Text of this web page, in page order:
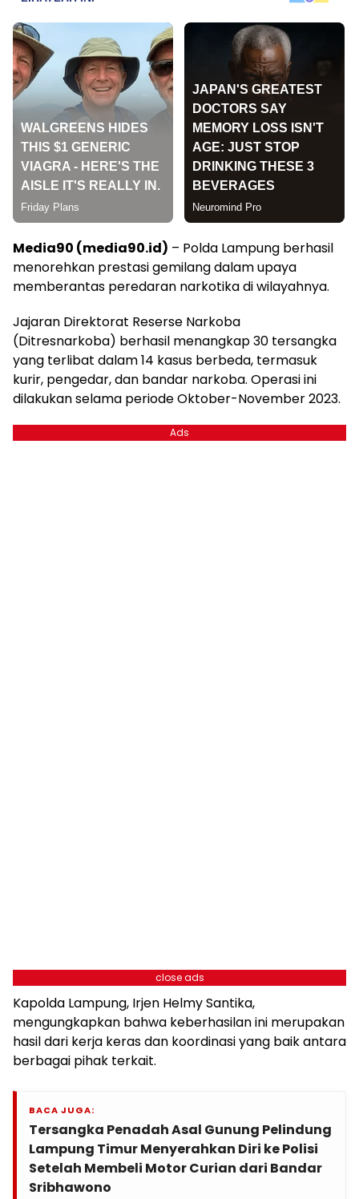
Media90 (media90.id) – Polda Lampung berhasil
menorehkan prestasi gemilang dalam upaya
memberantas peredaran narkotika di wilayahnya.
Jajaran Direktorat Reserse Narkoba
(Ditresnarkoba) berhasil menangkap 30 tersangka
yang terlibat dalam 14 kasus berbeda, termasuk
kurir, pengedar, dan bandar narkoba. Operasi ini
dilakukan selama periode Oktober-November 2023.
Ads
close ads
Kapolda Lampung, Irjen Helmy Santika,
mengungkapkan bahwa keberhasilan ini merupakan
hasil dari kerja keras dan koordinasi yang baik antara
berbagai pihak terkait.
BACA JUGA:
Tersangka Penadah Asal Gunung Pelindung
Lampung Timur Menyerahkan Diri ke Polisi
Setelah Membeli Motor Curian dari Bandar
Sribhawono